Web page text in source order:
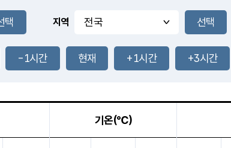
-mm
33.9
℃
35.2℃
2.0m/s
-mm
-mm
지역
-1시간 현재 +1시간 +3시간
기온(℃)